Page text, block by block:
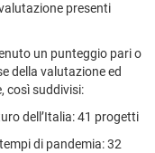
presenti
un punteggio pari o
della valutazione ed
così suddivisi:
dell’Italia: 41 progetti
di pandemia: 32